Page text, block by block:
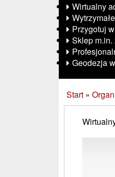
Wirtualny
Przygotuj
Sklep
Geodezja
Start »